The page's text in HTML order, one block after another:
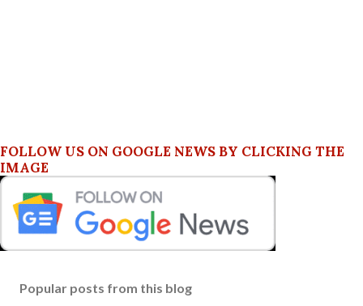
FOLLOW US ON GOOGLE NEWS BY CLICKING THE
IMAGE
Popular posts from this blog